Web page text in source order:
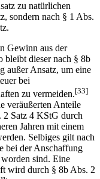
zu natürlichen
sondern nach § 1 Abs.
Gewinn aus der
bleibt dieser nach § 8b
außer Ansatz, um eine
bei
zu vermeiden.[33]
veräußerten Anteile
2 Satz 4 KStG durch
Jahren mit einem
Selbiges gilt nach
bei der Anschaffung
sind. Eine
wird durch § 8b Abs. 2